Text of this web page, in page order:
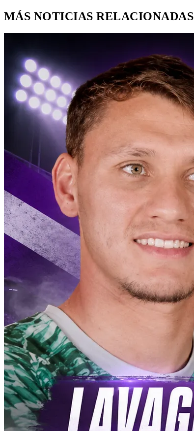
MÁS NOTICIAS RELACIONADAS